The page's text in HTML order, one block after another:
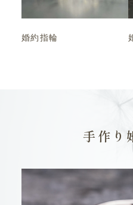
婚約指輪
手作り